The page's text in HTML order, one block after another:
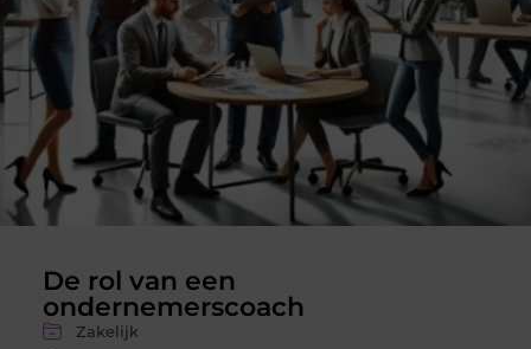
De rol van een
ondernemerscoach
Zakelijk